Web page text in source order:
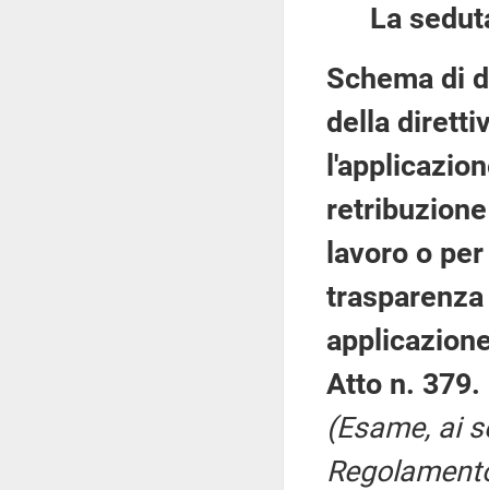
La
Schema di
della
lavoro o
Atto n. 379.
(Esame, ai